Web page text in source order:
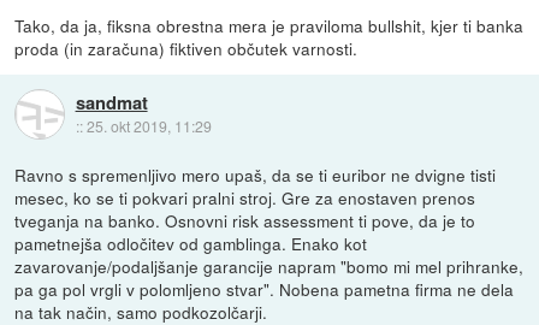
Tako, da ja, fiksna obrestna mera je praviloma bullshit, kjer ti banka
proda (in zaračuna) fiktiven občutek varnosti.
sandmat
::25. okt 2019, 11:29
Ravno s spremenljivo mero upaš, da se ti euribor ne dvigne tisti
mesec, ko se ti pokvari pralni stroj. Gre za enostaven prenos
tveganja na banko. Osnovni risk assessment ti pove, da je to
pametnejša odločitev od gamblinga. Enako kot
zavarovanje/podaljšanje garancije napram "bomo mi mel prihranke,
pa ga pol vrgli v polomljeno stvar". Nobena pametna firma ne dela
na tak način, samo podkozolčarji.